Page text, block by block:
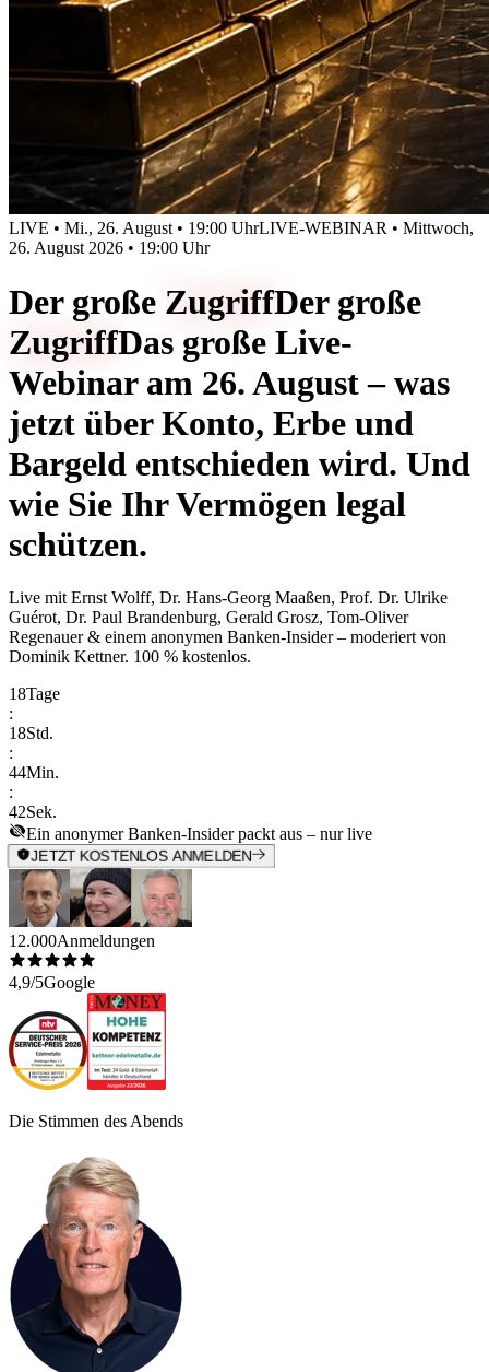
LIVE • Mi., 26. August • 19:00 UhrLIVE-WEBINAR • Mittwoch,
26. August 2026 • 19:00 Uhr
Der große ZugriffDer große
ZugriffDas große Live-
Webinar am 26. August – was
jetzt über Konto, Erbe und
Bargeld entschieden wird. Und
wie Sie Ihr Vermögen legal
schützen.
Live mit Ernst Wolff, Dr. Hans-Georg Maaßen, Prof. Dr. Ulrike
Guérot, Dr. Paul Brandenburg, Gerald Grosz, Tom-Oliver
Regenauer & einem anonymen Banken-Insider– moderiert von
Dominik Kettner. 100 % kostenlos.
18Tage
:
18Std.
:
44Min.
:
42Sek.
Ein anonymer Banken-Insider packt aus – nur live
JETZT KOSTENLOS ANMELDEN
12.000Anmeldungen
4,9/5Google
Die Stimmen des Abends